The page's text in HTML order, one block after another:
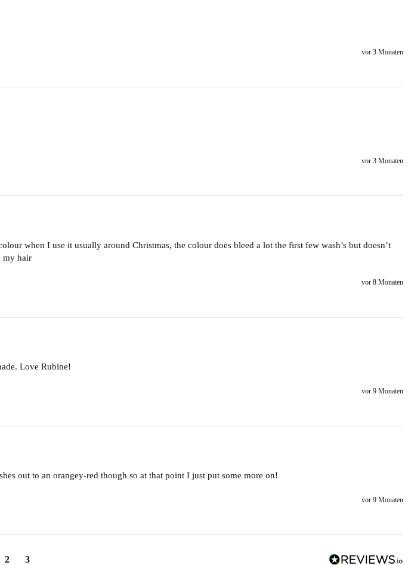
vor 3 Monaten
vor 3 Monaten
when I use it usually around Christmas, the colour does bleed a lot the first few wash’s but doesn’t
my hair
vor 8 Monaten
Love Rubine!
vor 9 Monaten
out to an orangey-red though so at that point I just put some more on!
vor 9 Monaten
2 3